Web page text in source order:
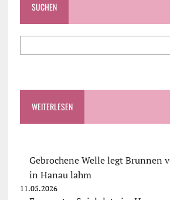
SUCHEN
WEITERLESEN
Gebrochene Welle legt Brunnen
in Hanau lahm
11.05.2026